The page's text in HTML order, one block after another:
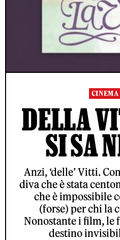
DELLA
SI SA
Anzi, ‘delle’ Vitti.
diva che è stata
che è impossibile
(forse) per chi la
Nonostante i film, le
destino